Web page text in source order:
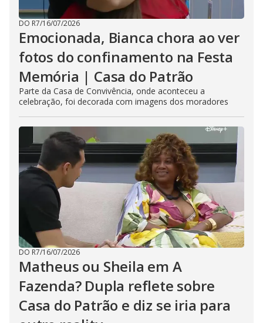
DO R7/16/07/2026
Emocionada, Bianca chora ao ver
fotos do confinamento na Festa
Memória | Casa do Patrão
Parte da Casa de Convivência, onde aconteceu a
celebração, foi decorada com imagens dos moradores
DO R7/16/07/2026
Matheus ou Sheila em A
Fazenda? Dupla reflete sobre
Casa do Patrão e diz se iria para